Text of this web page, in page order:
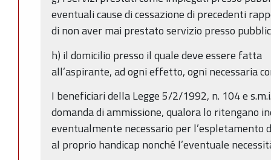
eventuali cause di cessazione di precedenti
di non aver mai prestato servizio presso
h) il domicilio presso il quale deve essere fatta
all’aspirante, ad ogni effetto, ogni necessaria
I beneficiari della Legge 5/2/1992, n. 104 e
domanda di ammissione, qualora lo ritengano
eventualmente necessario per l’espletamento
al proprio handicap nonché l’eventuale